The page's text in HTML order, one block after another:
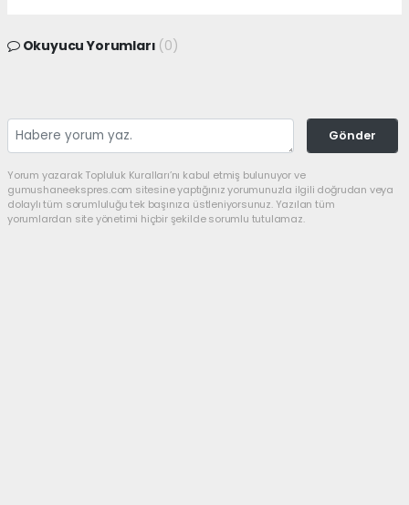
Okuyucu Yorumları (0)
Gönder
Yorum yazarak Topluluk Kuralları’nı kabul etmiş bulunuyor ve
gumushaneekspres.com sitesine yaptığınız yorumunuzla ilgili doğrudan veya
dolaylı tüm sorumluluğu tek başınıza üstleniyorsunuz. Yazılan tüm
yorumlardan site yönetimi hiçbir şekilde sorumlu tutulamaz.